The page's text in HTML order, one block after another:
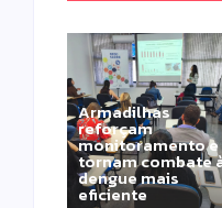
Armadilhas
reforçam
monitoramento e
tornam combate
dengue mais
eficiente